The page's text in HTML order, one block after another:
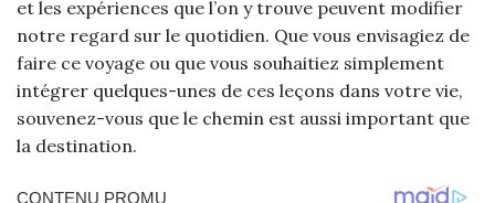
et les expériences que l’on y trouve peuvent modifier
notre regard sur le quotidien. Que vous envisagiez de
faire ce voyage ou que vous souhaitiez simplement
intégrer quelques-unes de ces leçons dans votre vie,
souvenez-vous que le chemin est aussi important que
la destination.